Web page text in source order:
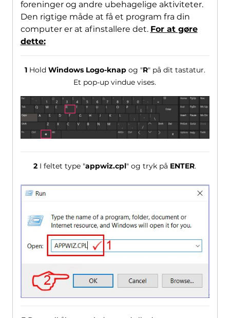
foreninger og andre ubehagelige aktiviteter.
Den rigtige måde at få et program fra din
computer er at afinstallere det. For at gøre
dette:
1Hold Windows Logo-knapog "R" på dit tastatur.
Et pop-up vindue vises.
2 I feltet type "appwiz.cpl" og tryk på ENTER.